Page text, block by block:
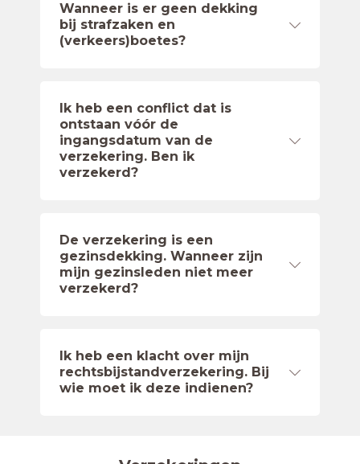
Wanneer is er geen dekking
bij strafzaken en
(verkeers)boetes?
Ik heb een conflict dat is
ontstaan vóór de
ingangsdatum van de
verzekering. Ben ik
verzekerd?
De verzekering is een
gezinsdekking. Wanneer zijn
mijn gezinsleden niet meer
verzekerd?
Ik heb een klacht over mijn
rechtsbijstandverzekering. Bij
wie moet ik deze indienen?